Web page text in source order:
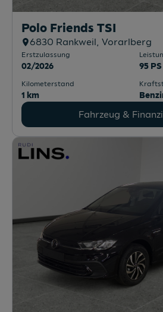
Polo Friends TSI
6830 Rankweil, Vorarlberg
Erstzulassung
02/2026 95
Kilometerstand
1 km
Fahrzeug &